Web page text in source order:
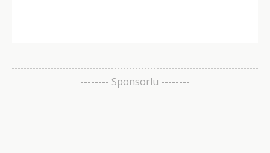
-------- Sponsorlu --------